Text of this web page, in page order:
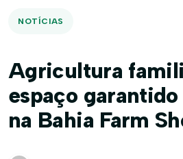
NOTÍCIAS
Agricultura
espaço garantido
na Bahia Farm